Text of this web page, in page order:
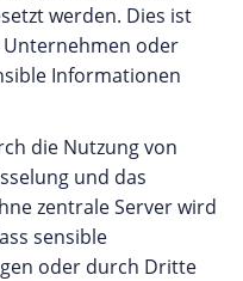
werden. Dies ist
oder
Informationen
die Nutzung von
und das
zentrale Server wird
sensible
oder durch Dritte